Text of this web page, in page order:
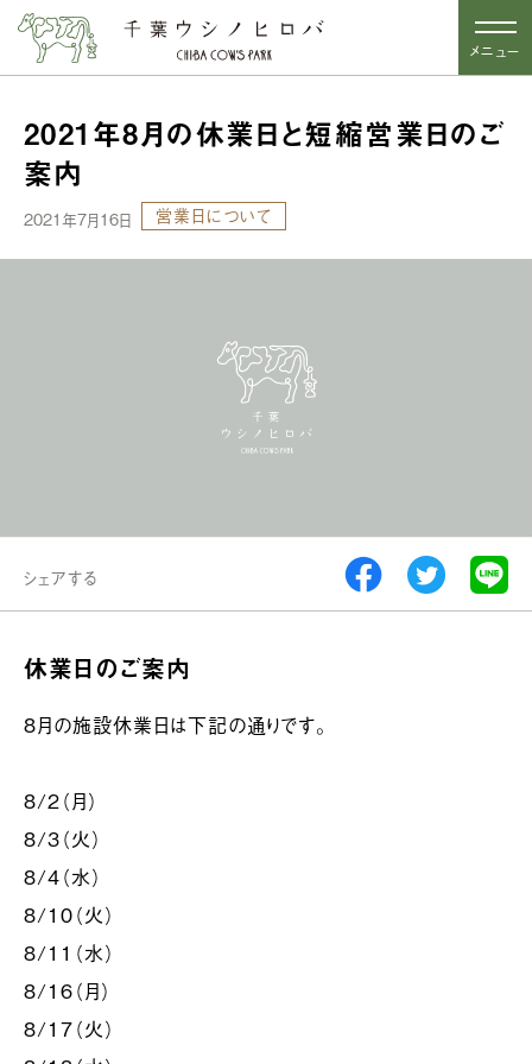
メニュー
2021年8月の休業日と短縮営業日のご
案内
2021年7月16日 営業日について
シェアする
休業日のご案内
8月の施設休業日は下記の通りです。
8/2（月）
8/3（火）
8/4（水）
8/10（火）
8/11（水）
8/16（月）
8/17（火）